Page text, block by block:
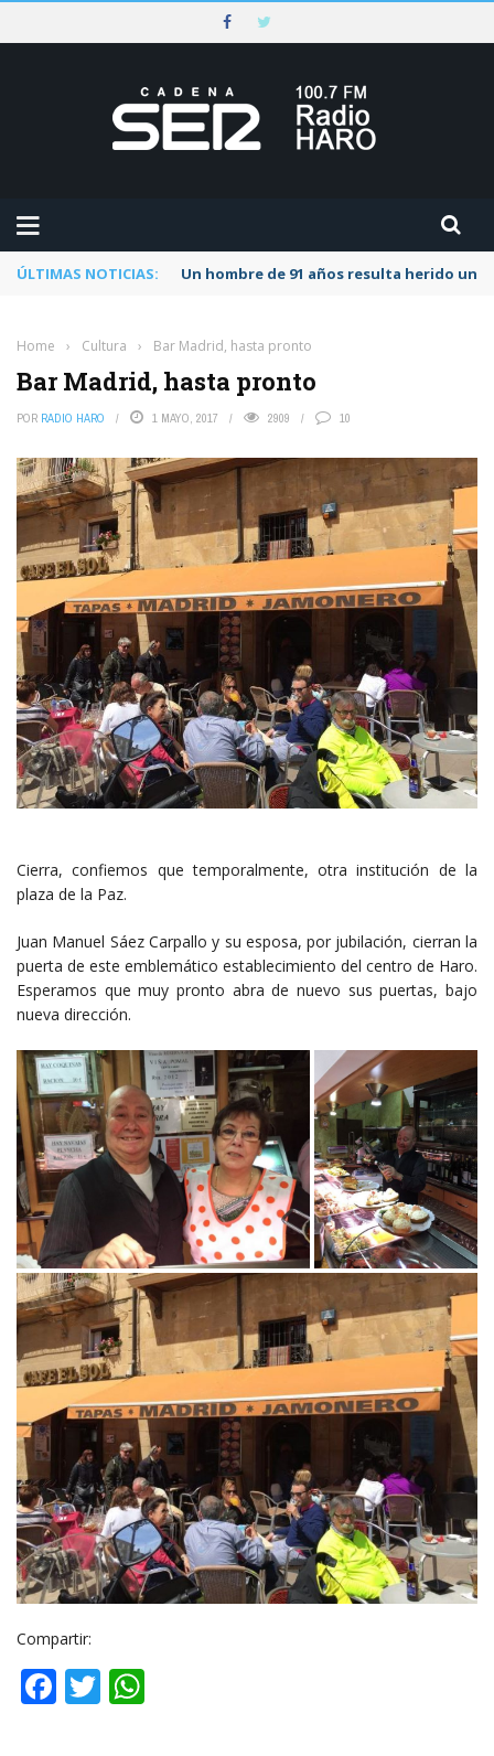
ÚLTIMAS NOTICIAS: Un hombre de 91 años resulta herido
Home › Cultura › Bar Madrid, hasta pronto
Bar Madrid, hasta pronto
POR RADIO HARO 1 MAYO, 2017 2909 10
Cierra, confiemos que temporalmente, otra institución de la
plaza de la Paz.
Juan Manuel Sáez Carpallo y su esposa, por jubilación, cierran la
puerta de este emblemático establecimiento del centro de Haro.
Esperamos que muy pronto abra de nuevo sus puertas, bajo
nueva dirección.
Compartir:
Facebook
Twitter